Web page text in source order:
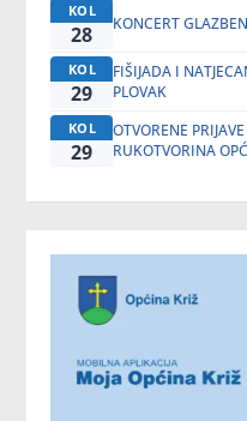
KOL
28 KONCERT
KOL
29
FIŠIJADA I
PLOVAK
KOL
29
OTVORENE
RUKOTVORINA